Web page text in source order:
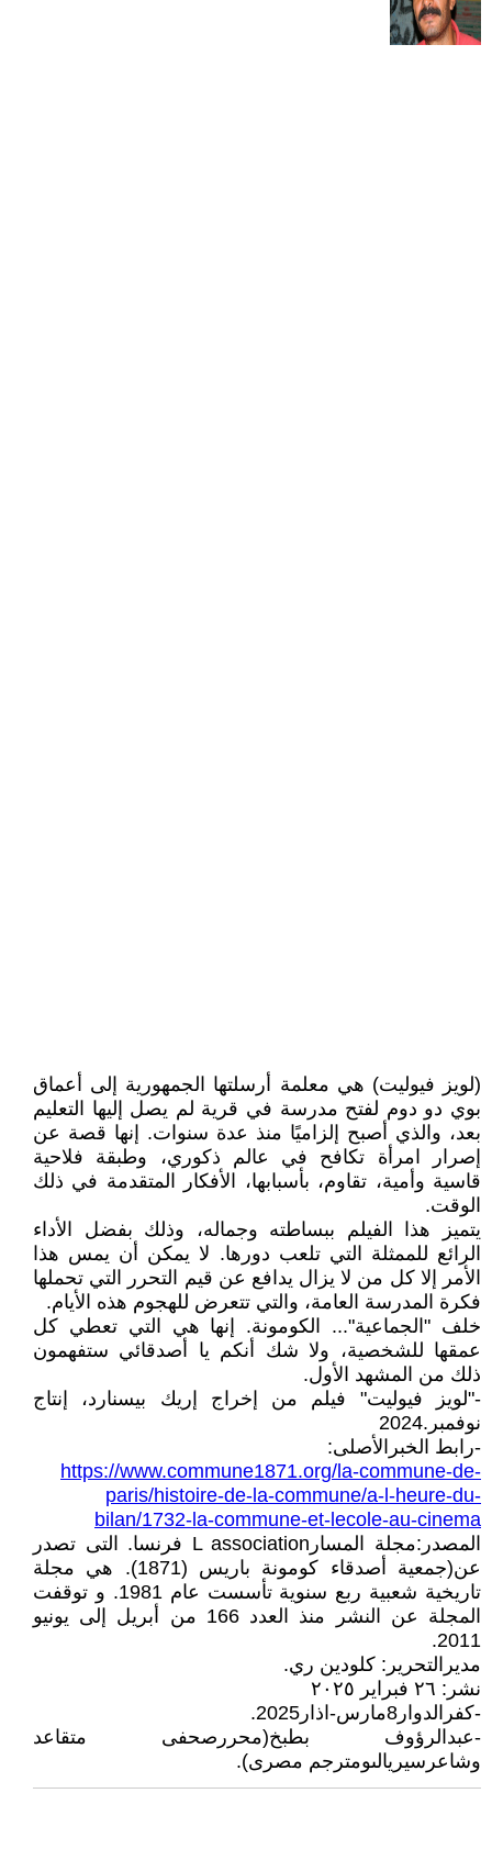
(لويز فيوليت) هي معلمة أرسلتها الجمهورية إلى أعماق
بوي دو دوم لفتح مدرسة في قرية لم يصل إليها التعليم
بعد، والذي أصبح إلزاميًا منذ عدة سنوات. إنها قصة عن
إصرار امرأة تكافح في عالم ذكوري، وطبقة فلاحية
قاسية وأمية، تقاوم، بأسبابها، الأفكار المتقدمة في ذلك
الوقت.
يتميز هذا الفيلم ببساطته وجماله، وذلك بفضل الأداء
الرائع للممثلة التي تلعب دورها. لا يمكن أن يمس هذا
الأمر إلا كل من لا يزال يدافع عن قيم التحرر التي تحملها
فكرة المدرسة العامة، والتي تتعرض للهجوم هذه الأيام.
خلف "الجماعية"... الكومونة. إنها هي التي تعطي كل
عمقها للشخصية، ولا شك أنكم يا أصدقائي ستفهمون
ذلك من المشهد الأول.
-"لويز فيوليت" فيلم من إخراج إريك بيسنارد، إنتاج
نوفمبر.2024
-رابط الخبرالأصلى:
https://www.commune1871.org/la-commune-de-
paris/histoire-de-la-commune/a-l-heure-du-
bilan/1732-la-commune-et-lecole-au-cinema
المصدر:مجلة المسارL association فرنسا. التى تصدر
عن(جمعية أصدقاء كومونة باريس (1871). هي مجلة
تاريخية شعبية ربع سنوية تأسست عام 1981. و توقفت
المجلة عن النشر منذ العدد 166 من أبريل إلى يونيو
2011.
مديرالتحرير: كلودين ري.
نشر: ٢٦ فبراير ٢٠٢٥
-كفرالدوار8مارس-اذار2025.
-عبدالرؤوف بطبخ(محررصحفى متقاعد
وشاعرسيريالىومترجم مصرى).